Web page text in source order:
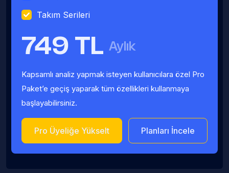
Takım Serileri
749 TL Aylık
Kapsamlı analiz yapmak isteyen kullanıcılara özel Pro
Paket’e geçiş yaparak tüm özellikleri kullanmaya
başlayabilirsiniz.
Pro Üyeliğe Yükselt Planları İncele